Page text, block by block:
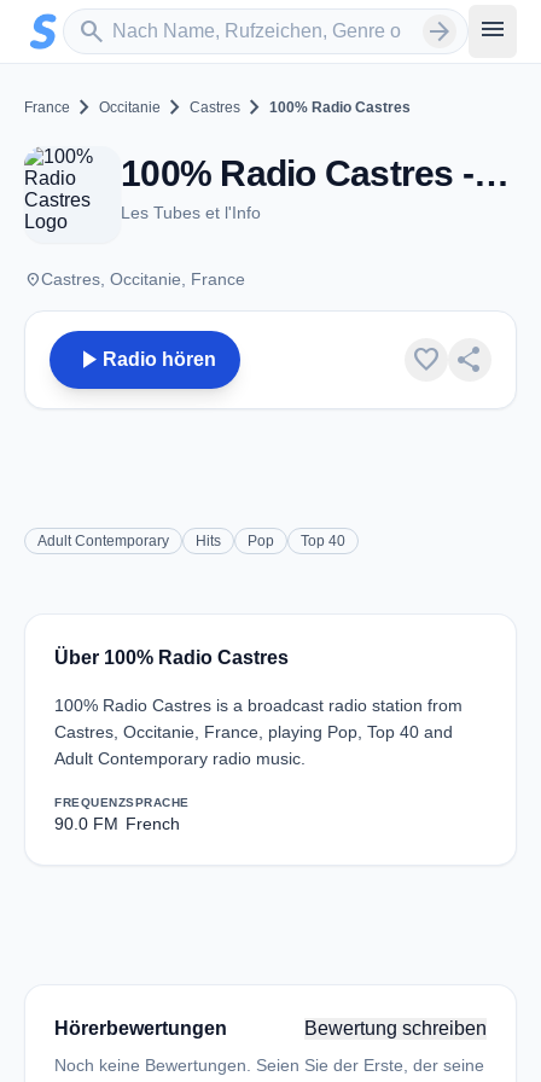
Zum Hauptinhalt springen
search
Sender suchen arrow_forward menu
France chevron_right Occitanie chevron_right Castres chevron_right 100% Radio Castres
100% Radio Castres - FM 90.0 - Castres
Les Tubes et l'Info
placeCastres, Occitanie, France
play_arrow Radio hören favorite share
Adult Contemporary Hits Pop Top 40
Über 100% Radio Castres
100% Radio Castres is a broadcast radio station from
Castres, Occitanie, France, playing Pop, Top 40 and
Adult Contemporary radio music.
FREQUENZ
90.0 FM
SPRACHE
French
Hörerbewertungen Bewertung schreiben
Noch keine Bewertungen. Seien Sie der Erste, der seine